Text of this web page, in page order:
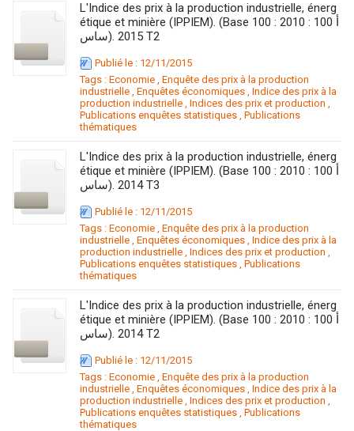
L'Indice des prix à la production industrielle, énerg
étique et minière (IPPIEM). (Base 100 : 2010 : 100 أ
ساس). 2015 T2
Publié le : 12/11/2015
Tags : Economie , Enquête des prix à la production
industrielle , Enquêtes économiques , Indice des prix à la
production industrielle , Indices des prix et production ,
Publications enquêtes statistiques , Publications
thématiques
L'Indice des prix à la production industrielle, énerg
étique et minière (IPPIEM). (Base 100 : 2010 : 100 أ
ساس). 2014 T3
Publié le : 12/11/2015
Tags : Economie , Enquête des prix à la production
industrielle , Enquêtes économiques , Indice des prix à la
production industrielle , Indices des prix et production ,
Publications enquêtes statistiques , Publications
thématiques
L'Indice des prix à la production industrielle, énerg
étique et minière (IPPIEM). (Base 100 : 2010 : 100 أ
ساس). 2014 T2
Publié le : 12/11/2015
Tags : Economie , Enquête des prix à la production
industrielle , Enquêtes économiques , Indice des prix à la
production industrielle , Indices des prix et production ,
Publications enquêtes statistiques , Publications
thématiques